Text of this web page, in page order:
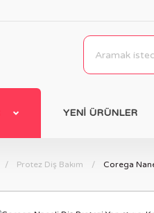
YENİ ÜRÜNLER
Protez Diş Bakım Corega